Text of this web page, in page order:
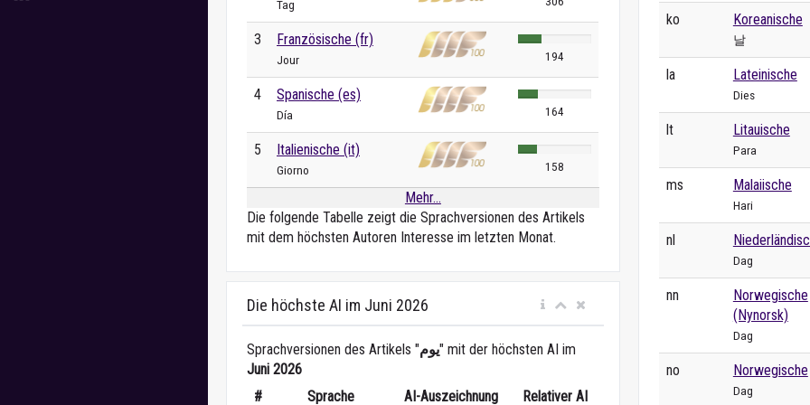
Tag
3 Französische (fr)
Jour 194
4 Spanische (es)
Día 164
5 Italienische (it)
Giorno 158
Mehr...
Die folgende Tabelle zeigt die Sprachversionen des Artikels
mit dem höchsten Autoren Interesse im letzten Monat.
Die höchste AI im Juni 2026
Sprachversionen des Artikels "يوم" mit der höchsten AI im
Juni 2026
#
Sprache AI-Auszeichnung Relativer AI
ko Koreanische
날
la Lateinische
Dies
lt Litauische
Para
ms Malaiische
Hari
nl
Dag
nn
Norwegische
(Nynorsk)
Dag
no Norwegische
Dag